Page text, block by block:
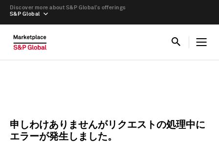
S&P Global
Discover more about S&P Global’s offerings
申しわけありませんがリクエストの処理中に
エラーが発生しました。